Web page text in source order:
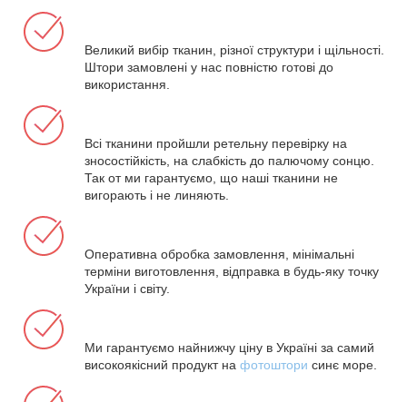
Великий вибір тканин, різної структури і щільності.
Штори замовлені у нас повністю готові до
використання.
Всі тканини пройшли ретельну перевірку на
зносостійкість, на слабкість до палючому сонцю.
Так от ми гарантуємо, що наші тканини не
вигорають і не линяють.
Оперативна обробка замовлення, мінімальні
терміни виготовлення, відправка в будь-яку точку
України і світу.
Ми гарантуємо найнижчу ціну в Україні за самий
високоякісний продукт на фотоштори синє море.